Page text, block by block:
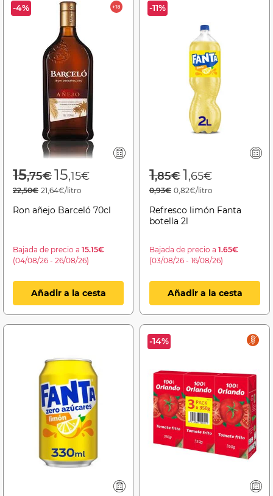
-4%
Price reduced from
15,75€to
15,15€
22,50€ 21,64€/litro
Ron añejo Barceló 70cl
Bajada de precio a 15.15€
(04/08/26 - 26/08/26)
Añadir a la cesta
-11%
Price reduced
1,85€to
1,65€
0,93€ 0,82€/litro
Refresco limón Fanta
botella 2l
Bajada de precio a 1.65€
(03/08/26 - 16/08/26)
Añadir a la cesta
-14%